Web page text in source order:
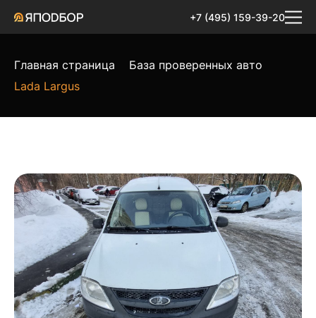
+7 (495) 159-39-20
Главная страница
База проверенных авто
Lada Largus